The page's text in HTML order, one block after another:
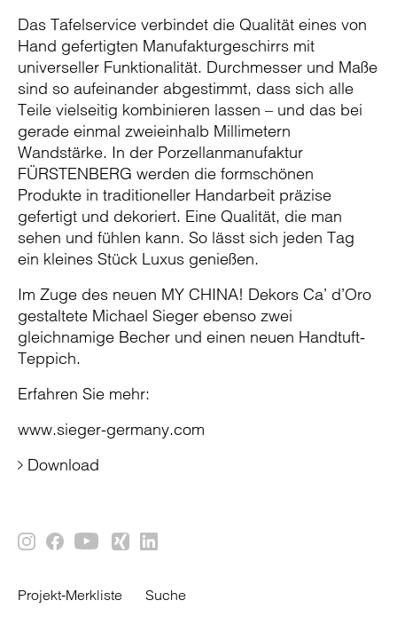
Das Tafelservice verbindet die Qualität eines von
Hand gefertigten Manufakturgeschirrs mit
universeller Funktionalität. Durchmesser und Maße
sind so aufeinander abgestimmt, dass sich alle
Teile vielseitig kombinieren lassen – und das bei
gerade einmal zweieinhalb Millimetern
Wandstärke. In der Porzellanmanufaktur
FÜRSTENBERG werden die formschönen
Produkte in traditioneller Handarbeit präzise
gefertigt und dekoriert. Eine Qualität, die man
sehen und fühlen kann. So lässt sich jeden Tag
ein kleines Stück Luxus genießen.
Im Zuge des neuen MY CHINA! Dekors Ca’ d’Oro
gestaltete Michael Sieger ebenso zwei
gleichnamige Becher und einen neuen Handtuft-
Teppich.
Erfahren Sie mehr:
www.sieger-germany.com
Download
Projekt-Merkliste Suche